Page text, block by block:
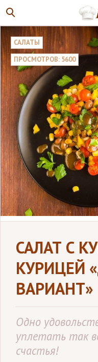
САЛАТЫ
ПРОСМОТРОВ: 5600
САЛАТ С
КУРИЦЕЙ
ВАРИАНТ»
Одно
уплетать так
счастья!